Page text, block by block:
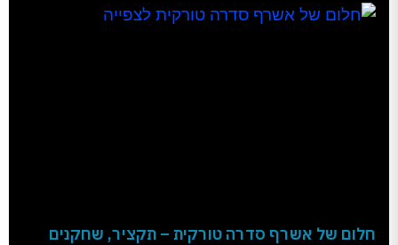
חלום של אשרף סדרה טורקית – תקציר, שחקנים